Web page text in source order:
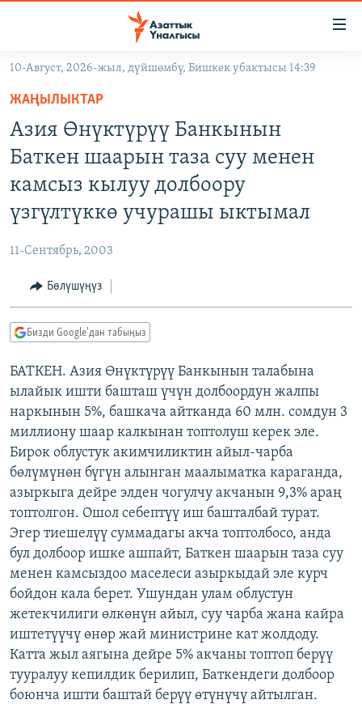
Навигацияга
өтүңүз
Издөөгө
салыңыз
БҮГҮН АЗАТТЫКТА
ЭКСПЕРТТЕР ТАЛДАЙТ
БИЗ ЖАНА ДҮЙНӨ
ЭЖЕ-СИҢДИЛЕР
АЗАТТЫК+
ЫҢГАЙСЫЗ СУРООЛОР
ПОДКАСТ
ӨЗГӨЧӨ ПИКИР
Русский
ОНЛАЙН ШЕРИНЕ
ЭЕ/АРнун бардык сайттары
10-Август, 2026-жыл, дүйшөмбү, Бишкек убактысы 14:39
ЖАҢЫЛЫКТАР
Азия Өнүктүрүү Банкынын
Баткен шаарын таза суу менен
камсыз кылуу долбоору
үзгүлтүккө учурашы ыктымал
11-Сентябрь, 2003
Бөлүшүңүз
Бизди Google'дан табыңыз
БАТКЕН. Азия Өнүктүрүү Банкынын талабына
ылайык ишти башташ үчүн долбоордун жалпы
наркынын 5%, башкача айтканда 60 млн. сомдун 3
миллиону шаар калкынан топтолуш керек эле.
Бирок облустук акимчиликтин айыл-чарба
бөлүмүнөн бүгүн алынган маалыматка караганда,
азыркыга дейре элден чогулчу акчанын 9,3% араң
топтолгон. Ошол себептүү иш башталбай турат.
Эгер тиешелүү суммадагы акча топтолбосо, анда
бул долбоор ишке ашпайт, Баткен шаарын таза суу
менен камсыздоо маселеси азыркыдай эле курч
бойдон кала берет. Ушундан улам облустун
жетекчилиги өлкөнүн айыл, суу чарба жана кайра
иштетүүчү өнөр жай министрине кат жолдоду.
Катта жыл аягына дейре 5% акчаны топтоп берүү
тууралуу кепилдик берилип, Баткендеги долбоор
боюнча ишти баштай берүү өтүнүчү айтылган.